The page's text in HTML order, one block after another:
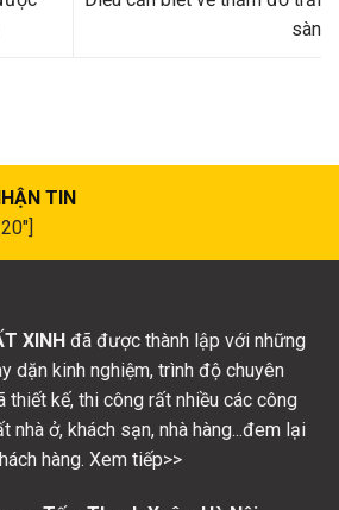
sàn
TIN
XINH đã được thành lập với những
dặn kinh nghiệm, trình độ chuyên
thiết kế, thi công rất nhiều các công
nhà ở, khách sạn, nhà hàng...đem lại
hàng. Xem tiếp>>